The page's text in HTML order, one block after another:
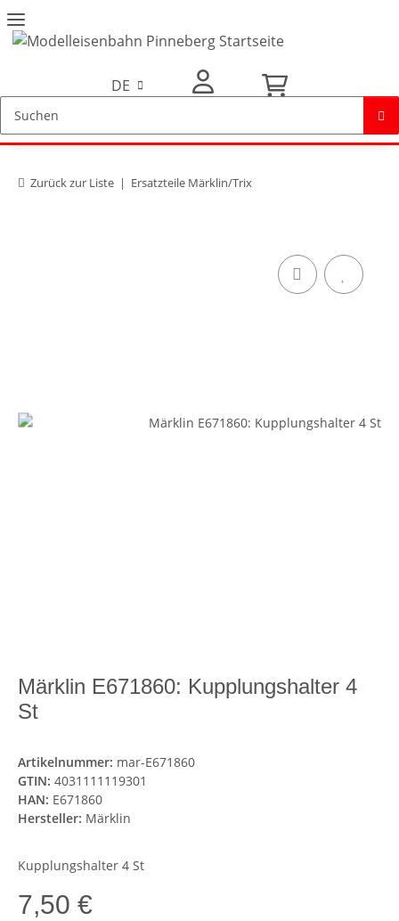
DE
Zurück zur Liste Ersatzteile Märklin/Trix
Märklin E671860: Kupplungshalter 4
St
Artikelnummer: mar-E671860
GTIN: 4031111119301
HAN: E671860
Hersteller: Märklin
Kupplungshalter 4 St
7,50 €